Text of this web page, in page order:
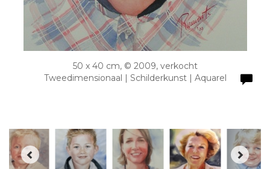
50 x 40 cm, © 2009, verkocht
Tweedimensionaal | Schilderkunst | Aquarel